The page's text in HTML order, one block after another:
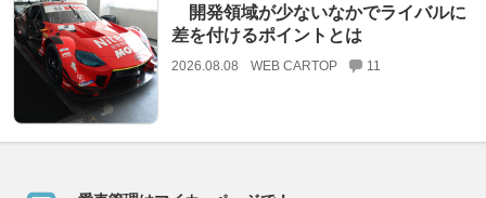
開発領域が少ないなかでライバルに
差を付けるポイントとは
2026.08.08 WEB CARTOP 11